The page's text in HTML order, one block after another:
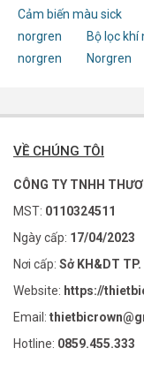
Cảm biến màu sick
norgren
Bộ lọc khí
norgren
Norgren
VỀ CHÚNG TÔI
CÔNG TY TNHH
MST: 0110324511
Ngày cấp: 17/04/2023
Nơi cấp: Sở KH&DT TP.
Website: https://
Email:
Hotline: 0859.455.333